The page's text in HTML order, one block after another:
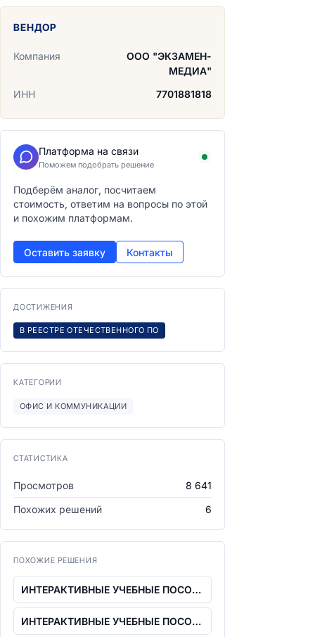
ВЕНДОР
Компания
ООО "ЭКЗАМЕН-
МЕДИА"
ИНН
7701881818
Платформа на связи
Поможем подобрать решение
Подберём аналог, посчитаем
стоимость, ответим на вопросы по этой
и похожим платформам.
Оставить заявку Контакты
ДОСТИЖЕНИЯ
В РЕЕСТРЕ ОТЕЧЕСТВЕННОГО ПО
КАТЕГОРИИ
ОФИС И КОММУНИКАЦИИ
СТАТИСТИКА
Просмотров
8 641
Похожих решений
6
ПОХОЖИЕ РЕШЕНИЯ
ИНТЕРАКТИВНЫЕ УЧЕБНЫЕ ПОСОБИЯ. СЕТЕВАЯ...
ИНТЕРАКТИВНЫЕ УЧЕБНЫЕ ПОСОБИЯ. СЕТЕВАЯ...